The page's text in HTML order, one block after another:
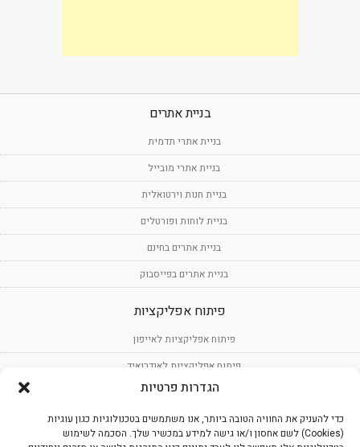
הגדרות פרטיות
כדי להעניק את החוויה הטובה ביותר, אנו משתמשים בטכנולוגיות כגון עוגיות
(Cookies) לשם אחסון ו/או גישה למידע במכשיר שלך. הסכמה לשימוש
בניית אתרים
בניית אתרי תדמית
בניית אתרי מובייל
בניית חנות וירטואלית
בניית לוחות ופורטלים
בניית אתרים בחינם
בניית אתרים בפייסבוק
פיתוח אפליקציות
פיתוח אפליקציות לאייפון
פיתוח אפליקציות לאנדרואיד
פיתוח תוכנה
עיצוב אפליקציות